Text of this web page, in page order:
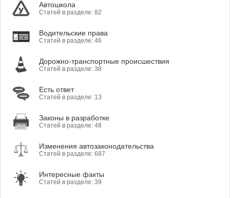
Автошкола
Статей в разделе: 82
Водительские права
Статей в разделе: 46
Дорожно-транспортные происшествия
Статей в разделе: 38
Есть ответ
Статей в разделе: 13
Законы в разработке
Статей в разделе: 48
Изменения автозаконодательства
Статей в разделе: 687
Интересные факты
Статей в разделе: 39